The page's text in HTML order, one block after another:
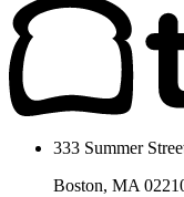
333 Summer
Boston, MA